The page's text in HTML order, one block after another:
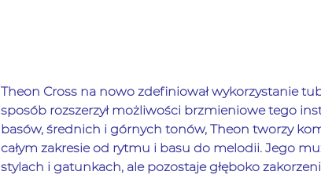
Theon Cross na nowo zdefiniował wykorzystanie
sposób rozszerzył możliwości brzmieniowe tego
basów, średnich i górnych tonów, Theon tworzy
całym zakresie od rytmu i basu do melodii. Jego
stylach i gatunkach, ale pozostaje głęboko